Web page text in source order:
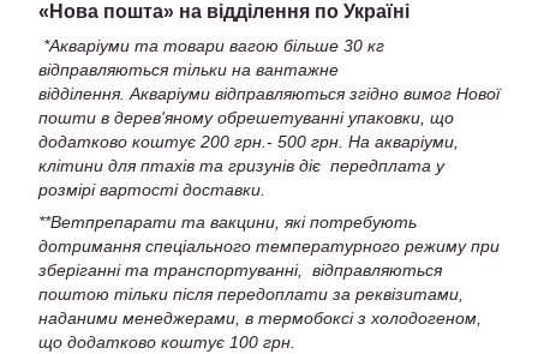
« Нова пошта» на відділення по Україні
*Акваріуми та товари вагою більше 30 кг
відправляються тільки на вантажне
відділення. Акваріуми відправляються згідно вимог Нової
пошти в дерев'яному обрешетуванні упаковки, що
додатково коштує 200 грн.- 500 грн. На акваріуми,
клітини для птахів та гризунів діє передплата у
розмірі вартості доставки.
**Ветпрепарати та вакцини, які потребують
дотримання спеціального температурного режиму при
зберіганні та транспортуванні, відправляються
поштою тільки після передоплати за реквізитами,
наданими менеджерами, в термобоксі з холодогеном,
що додатково коштує 100 грн.